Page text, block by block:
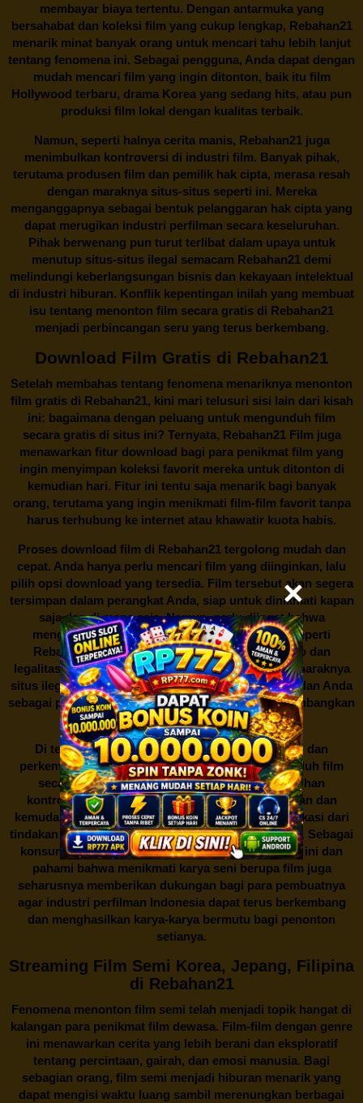
membayar biaya tertentu. Dengan antarmuka yang
bersahabat dan koleksi film yang cukup lengkap, Rebahan21
menarik minat banyak orang untuk mencari tahu lebih lanjut
tentang fenomena ini. Sebagai pengguna, Anda dapat dengan
mudah mencari film yang ingin ditonton, baik itu film
Hollywood terbaru, drama Korea yang sedang hits, atau pun
produksi film lokal dengan kualitas terbaik.
Namun, seperti halnya cerita manis, Rebahan21juga
menimbulkan kontroversi di industri film. Banyak pihak,
terutama produsen film dan pemilik hak cipta, merasa resah
dengan maraknya situs-situs seperti ini. Mereka
menganggapnya sebagai bentuk pelanggaran hak cipta yang
dapat merugikan industri perfilman secara keseluruhan.
Pihak berwenang pun turut terlibat dalam upaya untuk
menutup situs-situs ilegal semacam Rebahan21 demi
melindungi keberlangsungan bisnis dan kekayaan intelektual
di industri hiburan. Konflik kepentingan inilah yang membuat
isu tentang menonton film secara gratis di Rebahan21
menjadi perbincangan seru yang terus berkembang.
Download Film Gratis di Rebahan21
Setelah membahas tentang fenomena menariknya menonton
film gratis di Rebahan21, kini mari telusuri sisi lain dari kisah
ini: bagaimana dengan peluang untuk mengunduh film
secara gratis di situs ini? Ternyata, Rebahan21 Film juga
menawarkan fitur download bagi para penikmat film yang
ingin menyimpan koleksi favorit mereka untuk ditonton di
kemudian hari. Fitur ini tentu saja menarik bagi banyak
orang, terutama yang ingin menikmati film-film favorit tanpa
harus terhubung ke internet atau khawatir kuota habis.
Proses download film di Rebahan21tergolong mudah dan
cepat. Anda hanya perlu mencari film yang diinginkan, lalu
pilih opsi download yang tersedia. Film tersebut akan segera
tersimpan dalam perangkat Anda, siap untuk dinikmati kapan
saja dan di mana saja. Namun, perlu diingat bahwa
mengunduh film secara gratis dari situs-situs seperti
Rebahan21 juga berarti berurusan dengan risiko dan
legalitas. Seperti yang telah dibahas sebelumnya, maraknya
situs ilegal semacam ini menimbulkan kontroversi, dan Anda
sebagai pengguna juga perlu bijak dalam mempertimbangkan
akibat dari tindakan tersebut.
Di tengah dinamika persaingan industri hiburan dan
perkembangan teknologi, menonton dan mengunduh film
secara gratis diRebahan21menjadi sebuah pilihan
kontroversial. Meskipun menawarkan kenyamanan dan
kemudahan akses, kita juga harus memahami implikasi dari
tindakan ini terhadap para pelaku industri perfilman. Sebagai
konsumen, bijaklah dalam menggunakan platform ini dan
pahami bahwa menikmati karya seni berupa film juga
seharusnya memberikan dukungan bagi para pembuatnya
agar industri perfilman Indonesia dapat terus berkembang
dan menghasilkan karya-karya bermutu bagi penonton
setianya.
Streaming Film Semi Korea, Jepang, Filipina
di Rebahan21
Fenomena menonton film semi telah menjadi topik hangat di
kalangan para penikmat film dewasa. Film-film dengan genre
ini menawarkan cerita yang lebih berani dan eksploratif
tentang percintaan, gairah, dan emosi manusia. Bagi
sebagian orang, film semi menjadi hiburan menarik yang
dapat mengisi waktu luang sambil merenungkan berbagai